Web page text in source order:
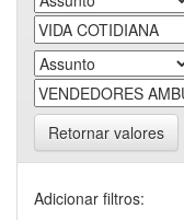
Retornar valores
Adicionar filtros: